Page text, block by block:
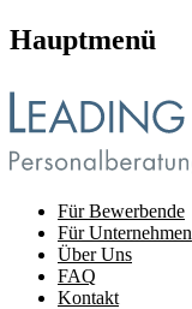
Hauptmenü
Für Bewerbende
Für Unternehmen
Über Uns
FAQ
Kontakt